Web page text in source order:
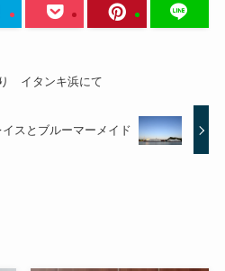
イタンキ浜にて
イスとブルーマーメイド